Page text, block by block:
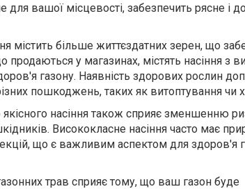
для вашої місцевості, забезпечить рясне і
містить більше життєздатних зерен, що
продаються у магазинах, містять насіння з
газону. Наявність здорових рослин
пошкоджень, таких як витоптування чи
якісного насіння також сприяє зменшенню
Висококласне насіння часто має
що є важливим аспектом для здоров'я
трав сприяє тому, що ваш газон буде